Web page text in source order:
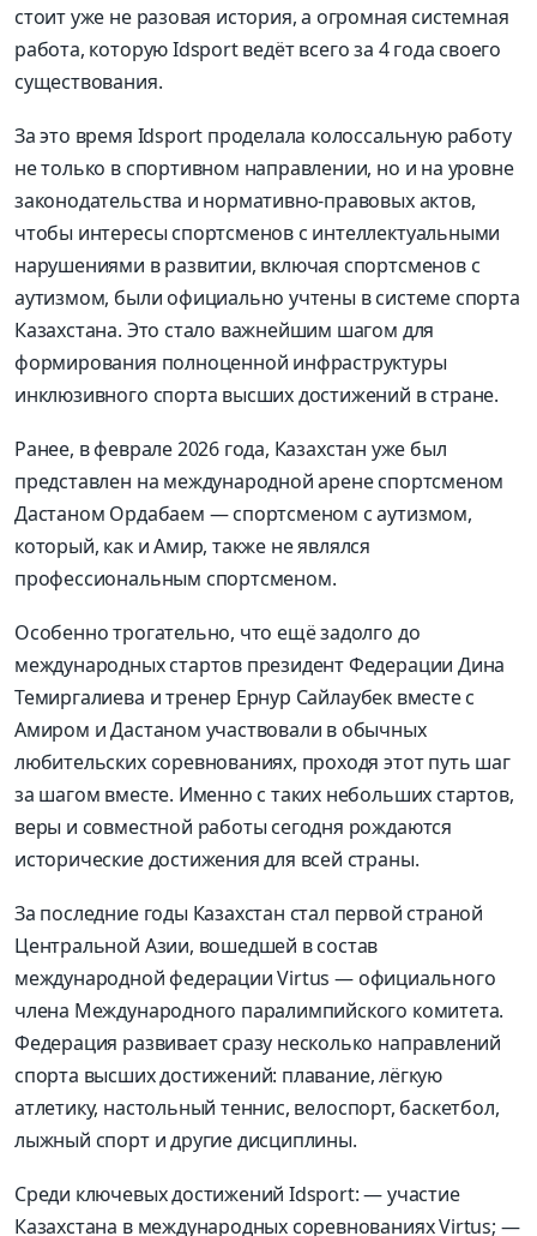
стоит уже не разовая история,а огромная системная
работа, которуюIdsportведёт всего за 4года своего
существования.
За это время Idsport проделала колоссальную работу
не только в спортивном направлении, но и на уровне
законодательства и нормативно-правовых актов,
чтобы интересы спортсменов с интеллектуальными
нарушениями в развитии, включая спортсменов с
аутизмом, были официально учтены в системе спорта
Казахстана. Это стало важнейшим шагом для
формирования полноценной инфраструктуры
инклюзивного спорта высших достижений в стране.
Ранее, в феврале2026 года, Казахстан уже был
представлен на международнойарене спортсменом
Дастаном Ордабаем — спортсменом с аутизмом,
который, как и Амир, также не являлся
профессиональным спортсменом.
Особенно трогательно, что ещё задолго до
международных стартов президент Федерации Дина
Темиргалиева и тренер Ернур Сайлаубеквместе с
Амиром и Дастаном участвовали в обычных
любительских соревнованиях, проходя этот путь шаг
за шагом вместе. Именно с таких небольших стартов,
веры и совместной работы сегодня рождаются
исторические достижения для всей страны.
За последние годы Казахстан стал первой страной
Центральной Азии, вошедшей в состав
международной федерацииVirtus — официального
члена Международного паралимпийского комитета.
Федерация развивает сразу несколько направлений
спорта высших достижений: плавание,лёгкую
атлетику, настольный теннис, велоспорт, баскетбол,
лыжный спорт и другие дисциплины.
Среди ключевых достиженийIdsport:— участие
Казахстана в международных соревнованияхVirtus; —